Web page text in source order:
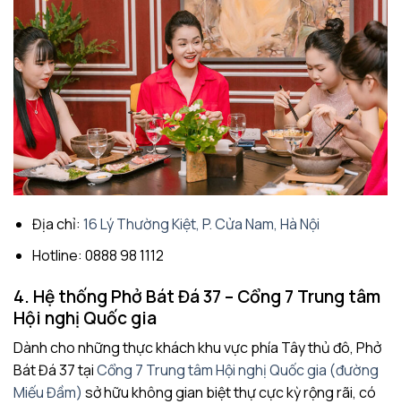
Địa chỉ: 16 Lý Thường Kiệt, P. Cửa Nam, Hà Nội
Hotline: 0888 98 1112
4. Hệ thống Phở Bát Đá 37 – Cổng 7 Trung tâm
Hội nghị Quốc gia
Dành cho những thực khách khu vực phía Tây thủ đô, Phở
Bát Đá 37 tạiCổng 7 Trung tâm Hội nghị Quốc gia (đường
Miếu Đầm) sở hữu không gian biệt thự cực kỳ rộng rãi, có